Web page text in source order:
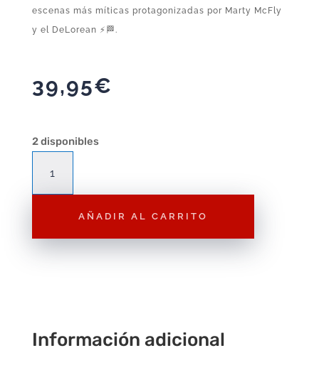
escenas más míticas protagonizadas por Marty McFly
y el DeLorean ⚡🏁.
39,95€
2 disponibles
Escenario
Futuro
la
AÑADIR AL CARRITO
Información adicional